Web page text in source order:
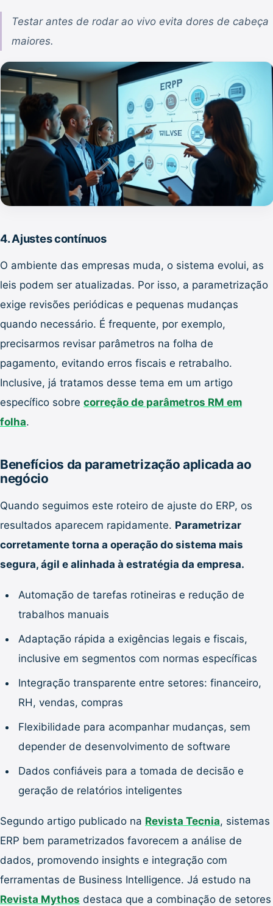
Testar antes de rodar ao vivo evita dores de cabeça
maiores.
4. Ajustes contínuos
O ambiente das empresas muda, o sistema evolui, as
leis podem ser atualizadas. Por isso, a parametrização
exige revisões periódicas e pequenas mudanças
quando necessário. É frequente, por exemplo,
precisarmos revisar parâmetros na folha de
pagamento, evitando erros fiscais e retrabalho.
Inclusive, já tratamos desse tema em um artigo
específico sobre correção de parâmetros RM em
folha.
Benefícios da parametrização aplicada ao
negócio
Quando seguimos este roteiro de ajuste do ERP, os
resultados aparecem rapidamente. Parametrizar
corretamente torna a operação do sistema mais
segura, ágil e alinhada à estratégia da empresa.
Automação de tarefas rotineiras e redução de
trabalhos manuais
Adaptação rápida a exigências legais e fiscais,
inclusive em segmentos com normas específicas
Integração transparente entre setores: financeiro,
RH, vendas, compras
Flexibilidade para acompanhar mudanças, sem
depender de desenvolvimento de software
Dados confiáveis para a tomada de decisão e
geração de relatórios inteligentes
Segundo artigo publicado na Revista Tecnia, sistemas
ERP bem parametrizados favorecem a análise de
dados, promovendo insights e integração com
ferramentas de Business Intelligence. Já estudo na
Revista Mythos destaca que a combinação de setores